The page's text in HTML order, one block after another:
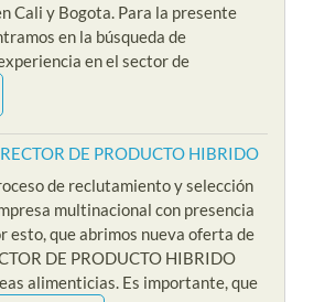
Cali y Bogota. Para la presente
en la búsqueda de
en el sector de
DE PRODUCTO HIBRIDO
de reclutamiento y selección
multinacional con presencia
esto, que abrimos nueva oferta de
DE PRODUCTO HIBRIDO
alimenticias. Es importante, que